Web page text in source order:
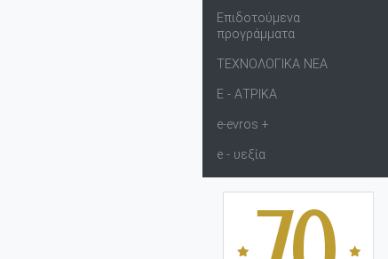
Επιδοτούμενα
προγράμματα
ΤΕΧΝΟΛΟΓΙΚΑ ΝΕΑ
Ε - ΑΤΡΙΚΑ
e-evros +
e - υεξία